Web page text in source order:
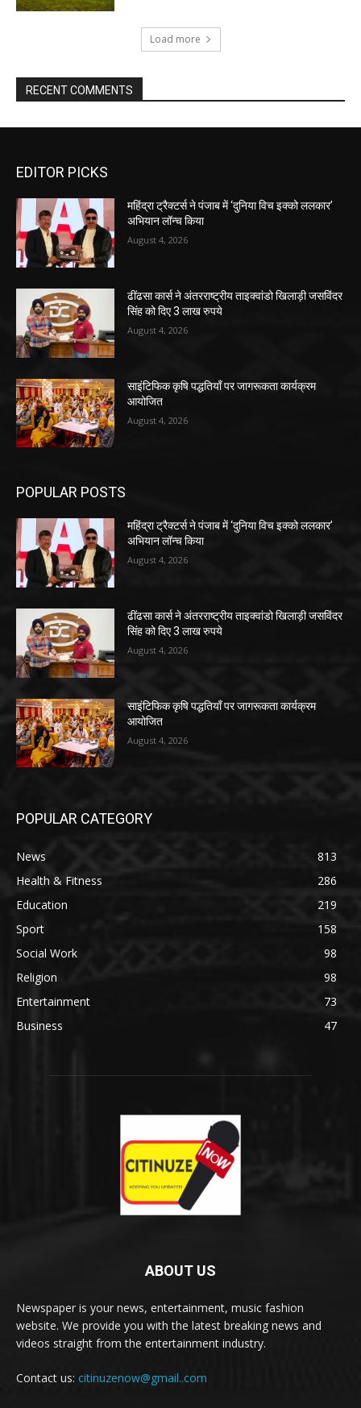
Load more
RECENT COMMENTS
EDITOR PICKS
महिंद्रा ट्रैक्टर्स ने पंजाब में ‘दुनिया विच इक्को ललकार’
अभियान लॉन्च किया
August 4, 2026
ढींढसा कार्स ने अंतरराष्ट्रीय ताइक्वांडो खिलाड़ी जसविंदर
सिंह को दिए 3 लाख रुपये
August 4, 2026
साइंटिफिक कृषि पद्धतियाँ पर जागरूकता कार्यक्रम
आयोजित
August 4, 2026
POPULAR POSTS
महिंद्रा ट्रैक्टर्स ने पंजाब में ‘दुनिया विच इक्को ललकार’
अभियान लॉन्च किया
August 4, 2026
ढींढसा कार्स ने अंतरराष्ट्रीय ताइक्वांडो खिलाड़ी जसविंदर
सिंह को दिए 3 लाख रुपये
August 4, 2026
साइंटिफिक कृषि पद्धतियाँ पर जागरूकता कार्यक्रम
आयोजित
August 4, 2026
POPULAR CATEGORY
News
813
Health & Fitness
286
Education
219
Sport
158
Social Work
98
Religion
98
Entertainment
73
Business
47
ABOUT US
Newspaper is your news, entertainment, music fashion
website. We provide you with the latest breaking news and
videos straight from the entertainment industry.
Contact us: citinuzenow@gmail..com